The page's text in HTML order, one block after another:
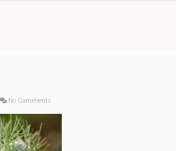
No Comments